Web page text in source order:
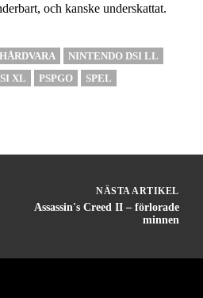
och kanske underskattat.
HÅRDVARA
NINTENDO DSI LL
XL
PSPGO SPEL
NÄSTA ARTIKEL
Assassin's Creed II – förlorade
minnen